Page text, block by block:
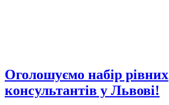
Оголошуємо набір рівних
консультантів у Львові!